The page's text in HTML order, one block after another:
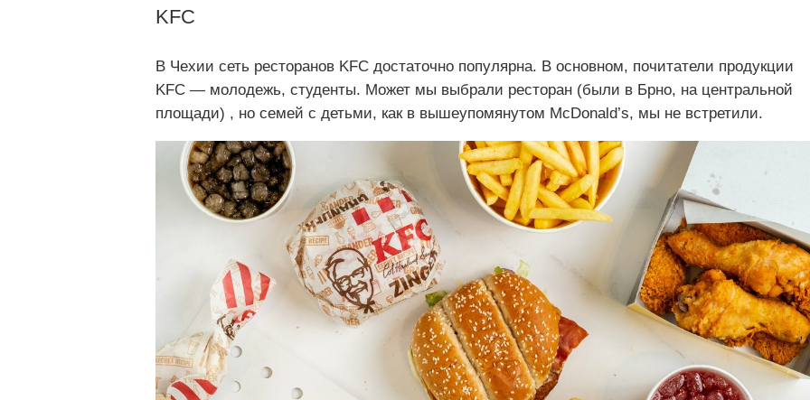
KFC
В Чехии сеть ресторанов KFC достаточно популярна. В основном, почитатели продукции
KFC — молодежь, студенты. Может мы выбрали ресторан (были в Брно, на центральной
площади) , но семей с детьми, как в вышеупомянутом McDonald’s, мы не встретили.